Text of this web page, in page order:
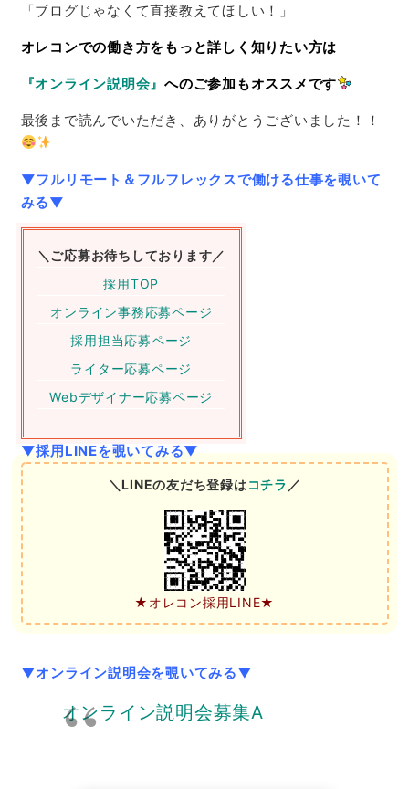
「ブログじゃなくて直接教えてほしい！」
オレコンでの働き方をもっと詳しく知りたい方は
『オンライン説明会』 へのご参加もオススメです
最後まで読んでいただき、ありがとうございました！！
▼フルリモート＆フルフレックスで働ける仕事を覗いて
みる▼
＼ご応募お待ちしております／
採用TOP
オンライン事務応募ページ
採用担当応募ページ
ライター応募ページ
Webデザイナー応募ページ
▼採用LINEを覗いてみる▼
＼LINEの友だち登録はコチラ ／
★オレコン採用LINE★
▼オンライン説明会を覗いてみる▼
オンライン説明会募集A